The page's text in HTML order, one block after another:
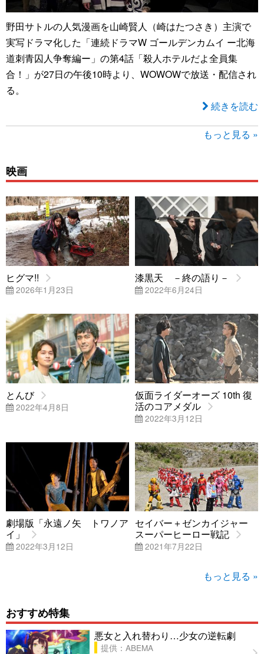
野田サトルの人気漫画を山崎賢人（崎はたつさき）主演で
実写ドラマ化した「連続ドラマW ゴールデンカムイ ー北海
道刺青囚人争奪編ー」の第4話「殺人ホテルだよ全員集
合！」が27日の午後10時より、WOWOWで放送・配信され
る。
続きを読む
もっと見る »
映画
ヒグマ!!
2026年1月23日
漆黒天 －終の語り－
2022年6月24日
とんび
2022年4月8日
仮面ライダーオーズ 10th 復
活のコアメダル
2022年3月12日
劇場版「永遠ノ矢 トワノア
イ」
2022年3月12日
セイバー＋ゼンカイジャー
スーパーヒーロー戦記
2021年7月22日
もっと見る »
おすすめ特集
悪女と入れ替わり…少女の逆転劇
提供：ABEMA